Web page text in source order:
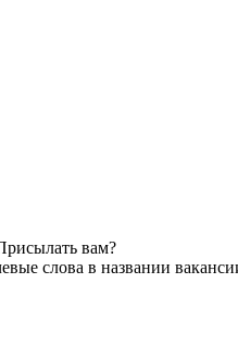
вам?
слова в названии